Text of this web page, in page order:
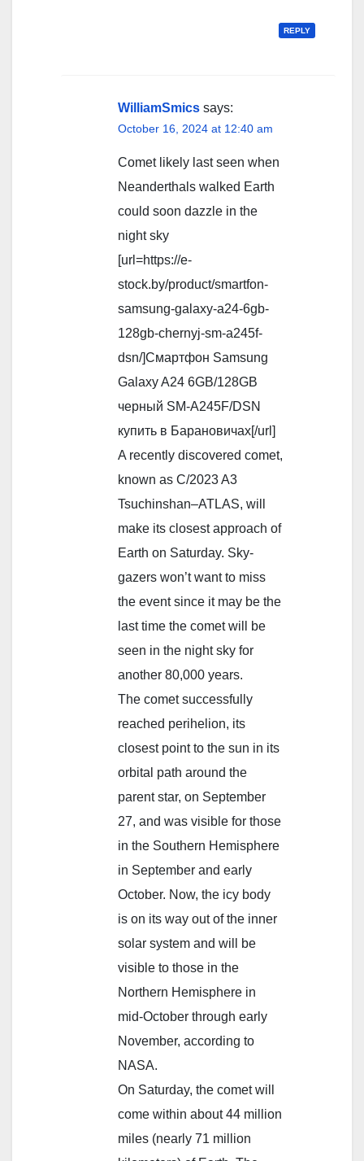
REPLY
WilliamSmics says:
October 16, 2024 at 12:40 am
Comet likely last seen when
Neanderthals walked Earth
could soon dazzle in the
night sky
[url=https://e-
stock.by/product/smartfon-
samsung-galaxy-a24-6gb-
128gb-chernyj-sm-a245f-
dsn/]Смартфон Samsung
Galaxy A24 6GB/128GB
черный SM-A245F/DSN
купить в Барановичах[/url]
A recently discovered comet,
known as C/2023 A3
Tsuchinshan–ATLAS, will
make its closest approach of
Earth on Saturday. Sky-
gazers won’t want to miss
the event since it may be the
last time the comet will be
seen in the night sky for
another 80,000 years.
The comet successfully
reached perihelion, its
closest point to the sun in its
orbital path around the
parent star, on September
27, and was visible for those
in the Southern Hemisphere
in September and early
October. Now, the icy body
is on its way out of the inner
solar system and will be
visible to those in the
Northern Hemisphere in
mid-October through early
November, according to
NASA.
On Saturday, the comet will
come within about 44 million
miles (nearly 71 million